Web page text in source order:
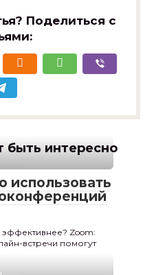
Поделиться с
интересно
использовать
эффективнее? Zoom:
встречи помогут